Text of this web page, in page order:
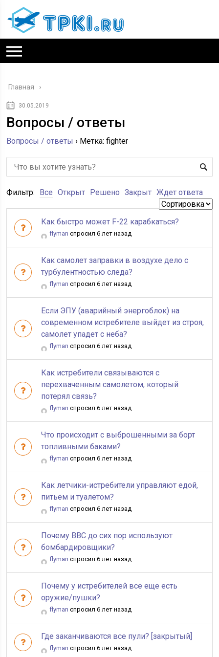
Главная
30.05.2019
Вопросы / ответы
Вопросы / ответы › Метка: fighter
Фильтр: Все Открыт Решено Закрыт Ждет ответа
Как быстро может F-22 карабкаться?
flyman спросил 6 лет назад
Как самолет заправки в воздухе дело с
турбулентностью следа?
flyman спросил 6 лет назад
Если ЭПУ (аварийный энергоблок) на
современном истребителе выйдет из строя,
самолет упадет с неба?
flyman спросил 6 лет назад
Как истребители связываются с
перехваченным самолетом, который
потерял связь?
flyman спросил 6 лет назад
Что происходит с выброшенными за борт
топливными баками?
flyman спросил 6 лет назад
Как летчики-истребители управляют едой,
питьем и туалетом?
flyman спросил 6 лет назад
Почему ВВС до сих пор используют
бомбардировщики?
flyman спросил 6 лет назад
Почему у истребителей все еще есть
оружие/пушки?
flyman спросил 6 лет назад
Где заканчиваются все пули? [закрытый]
flyman спросил 6 лет назад